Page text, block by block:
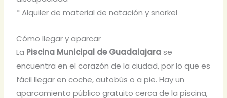
* Alquiler de material de natación y snorkel
Cómo llegar y aparcar
La Piscina Municipal de Guadalajarase
encuentra en el corazón de la ciudad, por lo que es
fácil llegar en coche, autobús o a pie. Hay un
aparcamiento público gratuito cerca de la piscina,